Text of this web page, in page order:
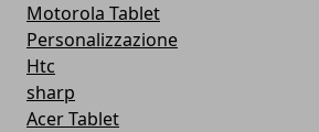
Motorola Tablet
Personalizzazione
Htc
sharp
Acer Tablet